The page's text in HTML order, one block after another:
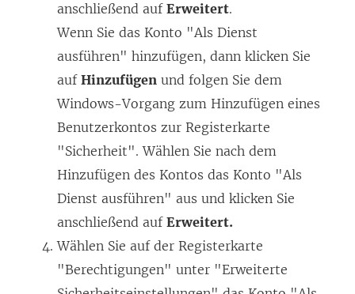
anschließend auf Erweitert.
Wenn Sie das Konto "Als Dienst
ausführen" hinzufügen, dann klicken Sie
auf Hinzufügen und folgen Sie dem
Windows-Vorgang zum Hinzufügen eines
Benutzerkontos zur Registerkarte
"Sicherheit". Wählen Sie nach dem
Hinzufügen des Kontos das Konto "Als
Dienst ausführen" aus und klicken Sie
anschließend auf Erweitert.
Wählen Sie auf der Registerkarte
"Berechtigungen" unter "Erweiterte